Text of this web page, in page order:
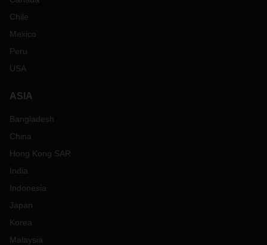
Chile
Mexico
Peru
USA
ASIA
Bangladesh
China
Hong Kong SAR
India
Indonesia
Japan
Korea
Malaysia